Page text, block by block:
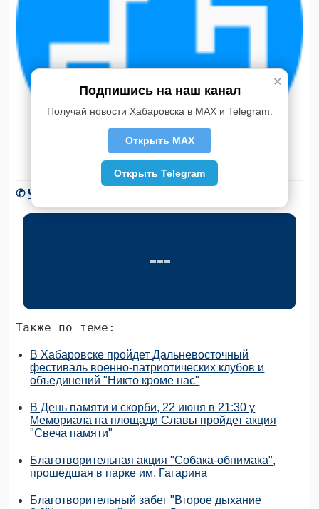
✆Читать новости Хабаровска в Telegram
Также по теме:
В Хабаровске пройдет Дальневосточный
фестиваль военно-патриотических клубов и
объединений "Никто кроме нас"
В День памяти и скорби, 22 июня в 21:30 у
Мемориала на площади Славы пройдет акция
"Свеча памяти"
Благотворительная акция "Собака-обнимака",
прошедшая в парке им. Гагарина
Благотворительный забег "Второе дыхание
✕
Подпишись на наш канал
Получай новости Хабаровска в MAX и Telegram.
Открыть MAX
Открыть Telegram